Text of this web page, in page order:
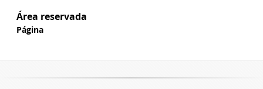
Área reservada
Página